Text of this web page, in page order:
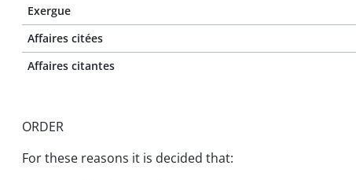
Exergue
Affaires citées
Affaires citantes
ORDER
For these reasons it is decided that: